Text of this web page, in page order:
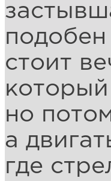
стоит
но
а
где